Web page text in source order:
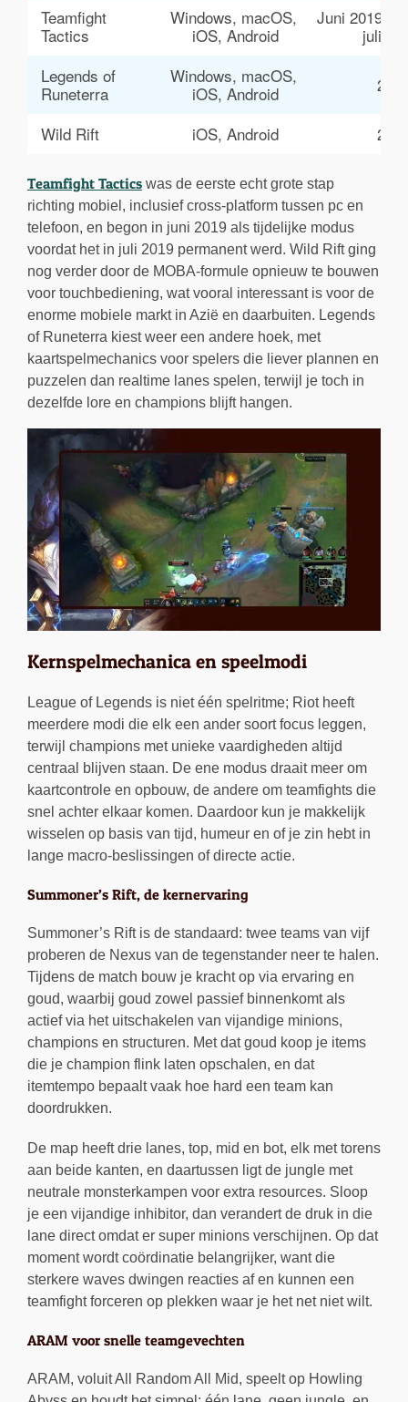
Teamfight
Tactics
Windows, macOS,
iOS, Android
Juni 2019
juli
Legends of
Runeterra
Windows, macOS,
iOS, Android
Wild Rift iOS, Android
Teamfight Tactics was de eerste echt grote stap
richting mobiel, inclusief cross-platform tussen pc en
telefoon, en begon in juni 2019 als tijdelijke modus
voordat het in juli 2019 permanent werd. Wild Rift ging
nog verder door de MOBA-formule opnieuw te bouwen
voor touchbediening, wat vooral interessant is voor de
enorme mobiele markt in Azië en daarbuiten. Legends
of Runeterra kiest weer een andere hoek, met
kaartspelmechanics voor spelers die liever plannen en
puzzelen dan realtime lanes spelen, terwijl je toch in
dezelfde lore en champions blijft hangen.
Kernspelmechanica en speelmodi
League of Legends is niet één spelritme; Riot heeft
meerdere modi die elk een ander soort focus leggen,
terwijl champions met unieke vaardigheden altijd
centraal blijven staan. De ene modus draait meer om
kaartcontrole en opbouw, de andere om teamfights die
snel achter elkaar komen. Daardoor kun je makkelijk
wisselen op basis van tijd, humeur en of je zin hebt in
lange macro-beslissingen of directe actie.
Summoner’s Rift, de kernervaring
Summoner’s Rift is de standaard: twee teams van vijf
proberen de Nexus van de tegenstander neer te halen.
Tijdens de match bouw je kracht op via ervaring en
goud, waarbij goud zowel passief binnenkomt als
actief via het uitschakelen van vijandige minions,
champions en structuren. Met dat goud koop je items
die je champion flink laten opschalen, en dat
itemtempo bepaalt vaak hoe hard een team kan
doordrukken.
De map heeft drie lanes, top, mid en bot, elk met torens
aan beide kanten, en daartussen ligt de jungle met
neutrale monsterkampen voor extra resources. Sloop
je een vijandige inhibitor, dan verandert de druk in die
lane direct omdat er super minions verschijnen. Op dat
moment wordt coördinatie belangrijker, want die
sterkere waves dwingen reacties af en kunnen een
teamfight forceren op plekken waar je het net niet wilt.
ARAM voor snelle teamgevechten
ARAM, voluit All Random All Mid, speelt op Howling